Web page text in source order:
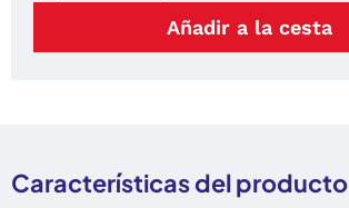
Añadir a la cesta
Características del producto